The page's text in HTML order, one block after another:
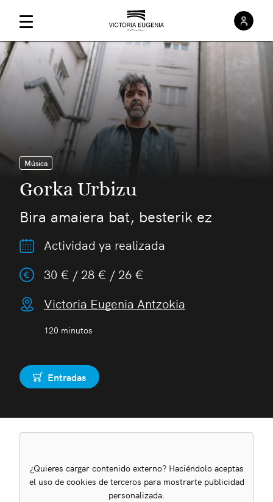
Menú Principal
Música
Gorka Urbizu
Bira amaiera bat, besterik ez
Actividad ya realizada
30 € / 28 € / 26 €
Victoria Eugenia Antzokia
120 minutos
Comprar
Entradas
¿Quieres cargar contenido externo? Haciéndolo aceptas
el uso de cookies de terceros para mostrarte publicidad
personalizada.